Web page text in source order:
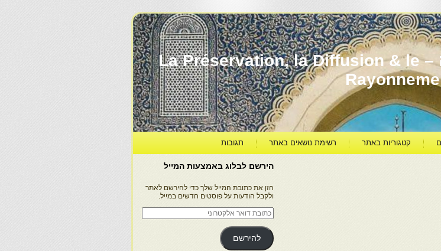
יהדות מרוקו עברה ותרבותה – La Préservation, la Diffusion & le
קטגוריות באתר רשימת נושאים באתר תגובות
הירשם לבלוג באמצעות המייל
הזן את כתובת המייל שלך כדי להירשם לאתר
ולקבל הודעות על פוסטים חדשים במייל.
כתובת
דואר
אלקטרוני
להירשם